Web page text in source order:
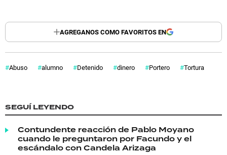
AGREGANOS COMO FAVORITOS EN
Abuso alumno Detenido dinero Portero Tortura
SEGUÍ LEYENDO
Contundente reacción de Pablo Moyano
cuando le preguntaron por Facundo y el
escándalo con Candela Arizaga